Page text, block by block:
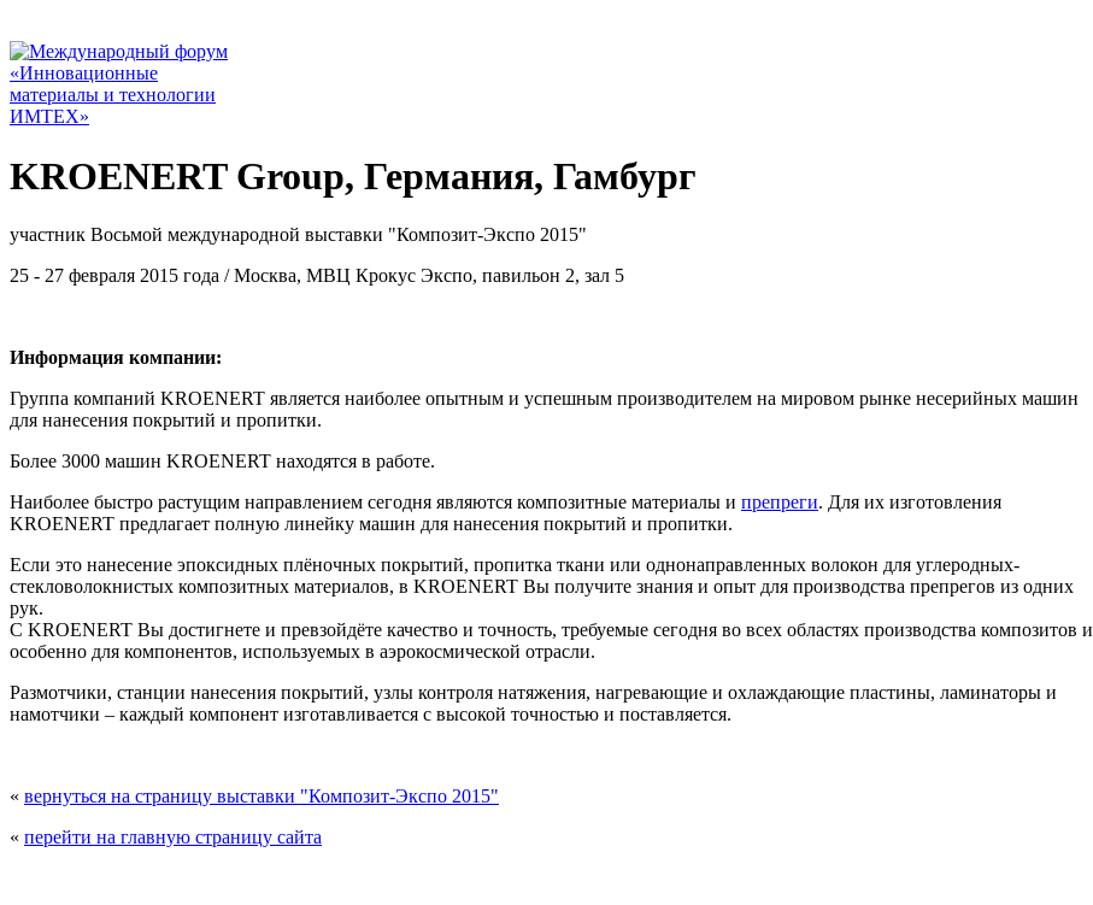
KROENERT Group, Германия, Гамбург
участник Восьмой международной выставки "Композит-Экспо 2015"
25 - 27 февраля 2015 года / Москва, МВЦ Крокус Экспо, павильон 2, зал 5
Информация компании:
Группа компаний KROENERT является наиболее опытным и успешным производителем на мировом рынке несерийных машин
для нанесения покрытий и пропитки.
Более 3000 машин KROENERT находятся в работе.
Наиболее быстро растущим направлением сегодня являются композитные материалы и препреги. Для их изготовления
KROENERT предлагает полную линейку машин для нанесения покрытий и пропитки.
Если это нанесение эпоксидных плёночных покрытий, пропитка ткани или однонаправленных волокон для углеродных-
стекловолокнистых композитных материалов, в KROENERT Вы получите знания и опыт для производства препрегов из одних
рук.
С KROENERT Вы достигнете и превзойдёте качество и точность, требуемые сегодня во всех областях производства композитов и
особенно для компонентов, используемых в аэрокосмической отрасли.
Размотчики, станции нанесения покрытий, узлы контроля натяжения, нагревающие и охлаждающие пластины, ламинаторы и
намотчики – каждый компонент изготавливается с высокой точностью и поставляется.
« вернуться на страницу выставки "Композит-Экспо 2015"
« перейти на главную страницу сайта